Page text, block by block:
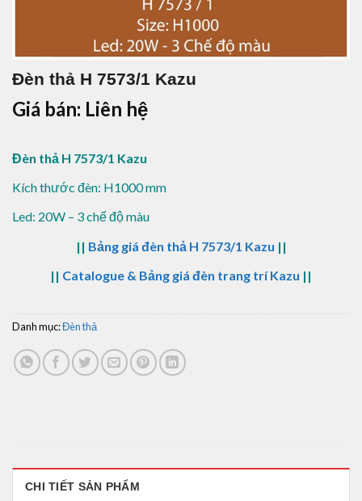
Đèn thả H 7573/1 Kazu
Giá bán: Liên hệ
Đèn thả H 7573/1 Kazu
Kích thước đèn: H1000 mm
Led: 20W – 3 chế độ màu
|| Bảng giá đèn thả H 7573/1 Kazu ||
|| Catalogue & Bảng giá đèn trang trí Kazu ||
Danh mục:Đèn thả
CHI TIẾT SẢN PHẨM